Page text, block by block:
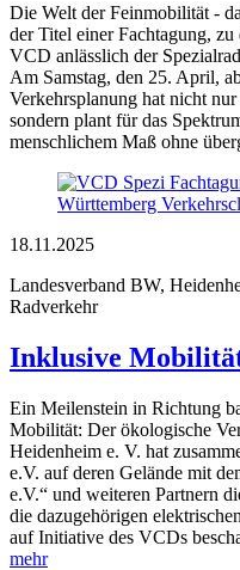
Die Welt der Feinmobilität -
der Titel einer Fachtagung,
VCD anlässlich der
Am Samstag, den 25. April,
Verkehrsplanung hat nicht
sondern plant für das
menschlichem Maß ohne
18.11.2025
Landesverband BW,
Radverkehr
Inklusive
Ein Meilenstein in Richtung
Mobilität: Der ökologische
Heidenheim e. V. hat
e.V. auf deren Gelände mit
e.V.“ und weiteren Partnern
die dazugehörigen
auf Initiative des VCDs
mehr